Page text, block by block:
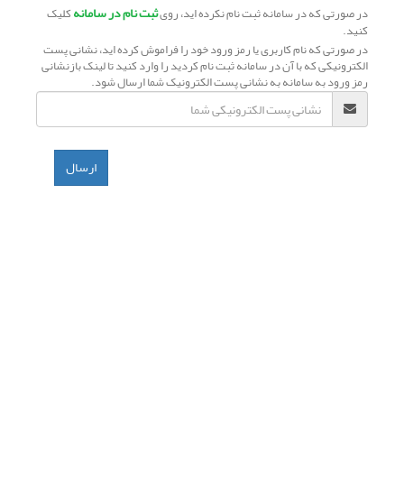
در صورتی که در سامانه ثبت نام نکرده اید، رویثبت نام در سامانهکلیک
کنید.
در صورتی که نام کاربری یا رمز ورود خود را فراموش کرده اید، نشانی پست
الکترونیکی که با آن در سامانه ثبت نام کردید را وارد کنید تا لینک بازنشانی
رمز ورود به سامانه به نشانی پست الکترونیک شما ارسال شود.
ارسال